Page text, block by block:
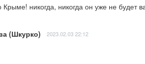
Крыме! никогда, никогда он уже не
(Шкурко) 2023.02.03 22:12